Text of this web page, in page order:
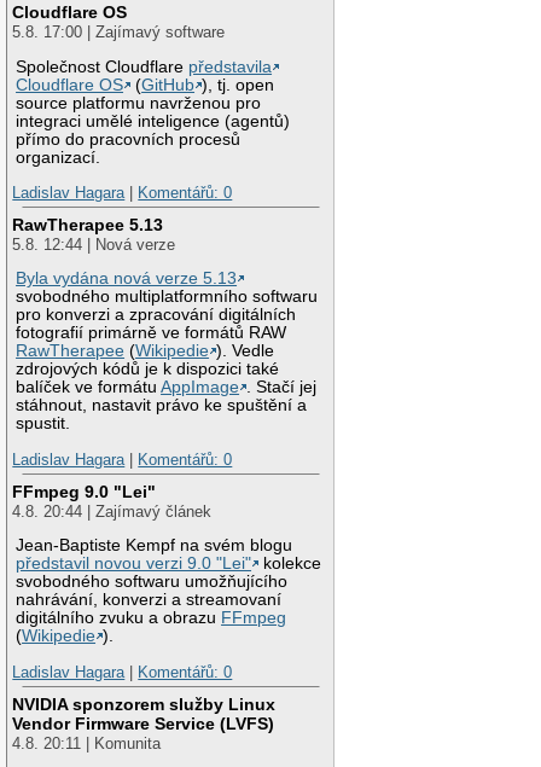
Cloudflare OS
5.8. 17:00 | Zajímavý software
Společnost Cloudflare představila
Cloudflare OS
(GitHub ), tj. open
source platformu navrženou pro
integraci umělé inteligence (agentů)
přímo do pracovních procesů
organizací.
Ladislav Hagara| Komentářů: 0
RawTherapee 5.13
5.8. 12:44 | Nová verze
Byla vydána nová verze 5.13
svobodného multiplatformního softwaru
pro konverzi a zpracování digitálních
fotografií primárně ve formátů RAW
RawTherapee (Wikipedie ). Vedle
zdrojových kódů je k dispozici také
balíček ve formátuAppImage . Stačí jej
stáhnout, nastavit právo ke spuštění a
spustit.
Ladislav Hagara| Komentářů: 0
FFmpeg 9.0 "Lei"
4.8. 20:44 | Zajímavý článek
Jean-Baptiste Kempf na svém blogu
představil novou verzi 9.0 "Lei"
kolekce
svobodného softwaru umožňujícího
nahrávání, konverzi a streamovaní
digitálního zvuku a obrazu FFmpeg
(Wikipedie ).
Ladislav Hagara| Komentářů: 0
NVIDIA sponzorem služby Linux
Vendor Firmware Service (LVFS)
4.8. 20:11 | Komunita